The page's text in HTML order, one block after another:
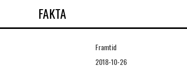
FAKTA
Framtid
2018-10-26